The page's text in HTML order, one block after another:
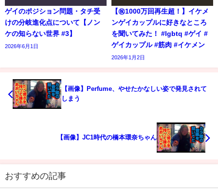
ゲイのポジション問題・タチ受
けの分岐進化点について【ノン
ケの知らない世界 #3】
2026年6月1日
【㊗️1000万回再生超！】イケメ
ンゲイカップルに好きなところ
を聞いてみた！ #lgbtq #ゲイ #
ゲイカップル #筋肉 #イケメン
2026年1月2日
【画像】Perfume、やせたかなしい姿で発見されて
しまう
【画像】JC1時代の橋本環奈ちゃん
おすすめの記事